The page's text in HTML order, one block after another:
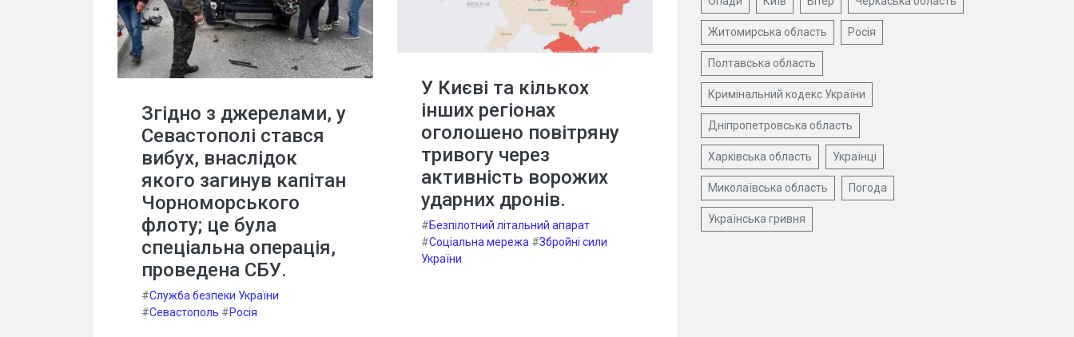
Згідно з джерелами, у
Севастополі стався
вибух, внаслідок
якого загинув капітан
Чорноморського
флоту; це була
спеціальна операція,
проведена СБУ.
#Служба безпеки України
#Севастополь #Росія
У Києві та кількох
інших регіонах
оголошено повітряну
тривогу через
активність ворожих
ударних дронів.
#Безпілотний літальний апарат
#Соціальна мережа #Збройні сили
України
Житомирська область Росія
Полтавська область
Кримінальний кодекс України
Дніпропетровська область
Харківська область Українці
Миколаївська область Погода
Українська гривня